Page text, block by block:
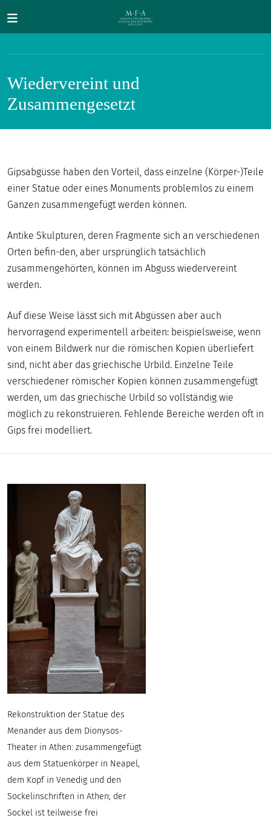
Main navigation
IHR
BESUCH
FÜR
ALLE
DIGITAL
Wiedervereint und
Zusammengesetzt
Gipsabgüsse haben den Vorteil, dass einzelne (Körper-)Teile
einer Statue oder eines Monuments problemlos zu einem
Ganzen zusammengefügt werden können.
Antike Skulpturen, deren Fragmente sich an verschiedenen
Orten befin-den, aber ursprünglich tatsächlich
zusammengehörten, können im Abguss wiedervereint
werden.
Auf diese Weise lässt sich mit Abgüssen aber auch
hervorragend experimentell arbeiten: beispielsweise, wenn
von einem Bildwerk nur die römischen Kopien überliefert
sind, nicht aber das griechische Urbild. Einzelne Teile
verschiedener römischer Kopien können zusammengefügt
werden, um das griechische Urbild so vollständig wie
möglich zu rekonstruieren. Fehlende Bereiche werden oft in
Gips frei modelliert.
Rekonstruktion der Statue des
Menander aus dem Dionysos-
Theater in Athen: zusammengefügt
aus dem Statuenkörper in Neapel,
dem Kopf in Venedig und den
Sockelinschriften in Athen; der
Sockel ist teilweise frei